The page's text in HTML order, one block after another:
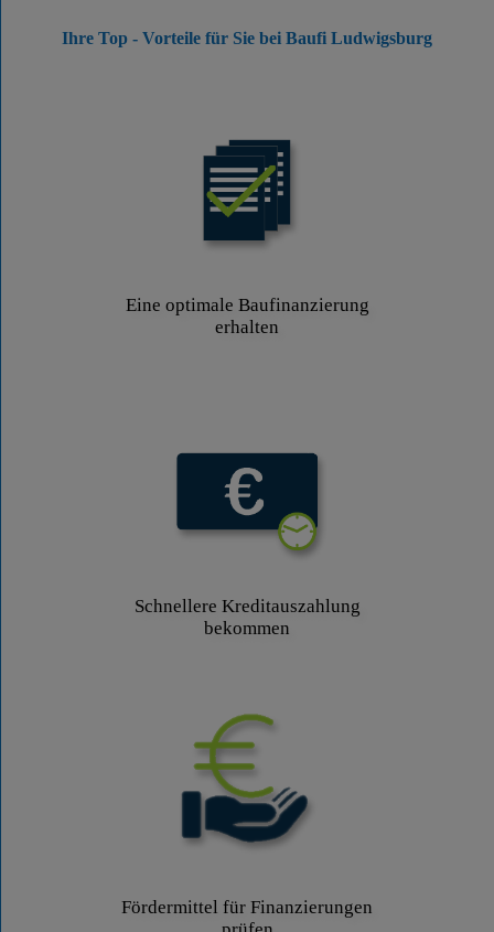
Ihre Top - Vorteile für Sie bei Baufi Ludwigsburg
Eine optimale Baufinanzierung
erhalten
Schnellere Kreditauszahlung
bekommen
Fördermittel für Finanzierungen